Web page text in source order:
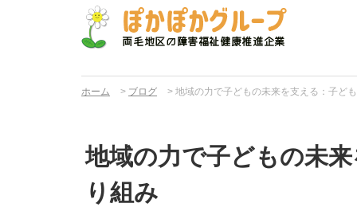
ホーム > ブログ > 地域の力で子どもの未来を支える：子ど
地域の力で子どもの未
り組み